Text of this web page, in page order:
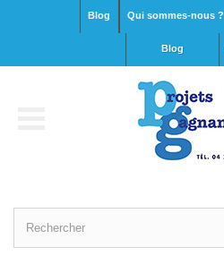
Qui sommes-nous ?
Blog
blog